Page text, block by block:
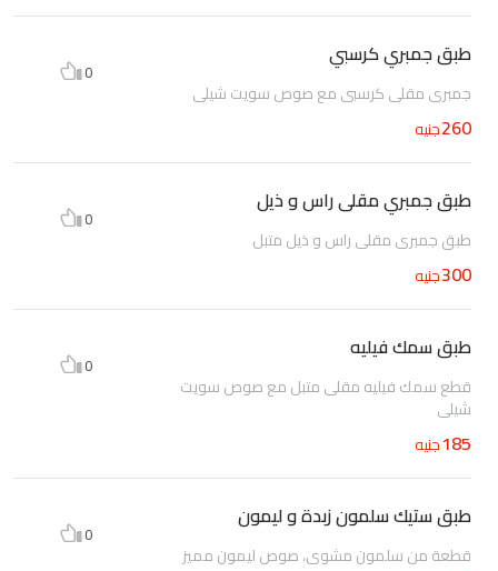
طبق جمبري كرسبي
جمبرى مقلى كرسبى مع صوص سويت شيلى
260جنيه
0
طبق جمبري مقلى راس و ذيل
طبق جمبري مقلى راس و ذيل متبل
300جنيه
0
طبق سمك فيليه
قطع سمك فيليه مقلى متبل مع صوص سويت
شيلى
185جنيه
0
طبق ستيك سلمون زبدة و ليمون
قطعة من سلمون مشوى، صوص ليمون مميز
0